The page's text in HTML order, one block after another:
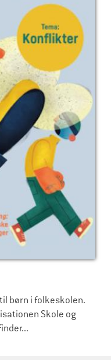
børn i folkeskolen.
Skole og